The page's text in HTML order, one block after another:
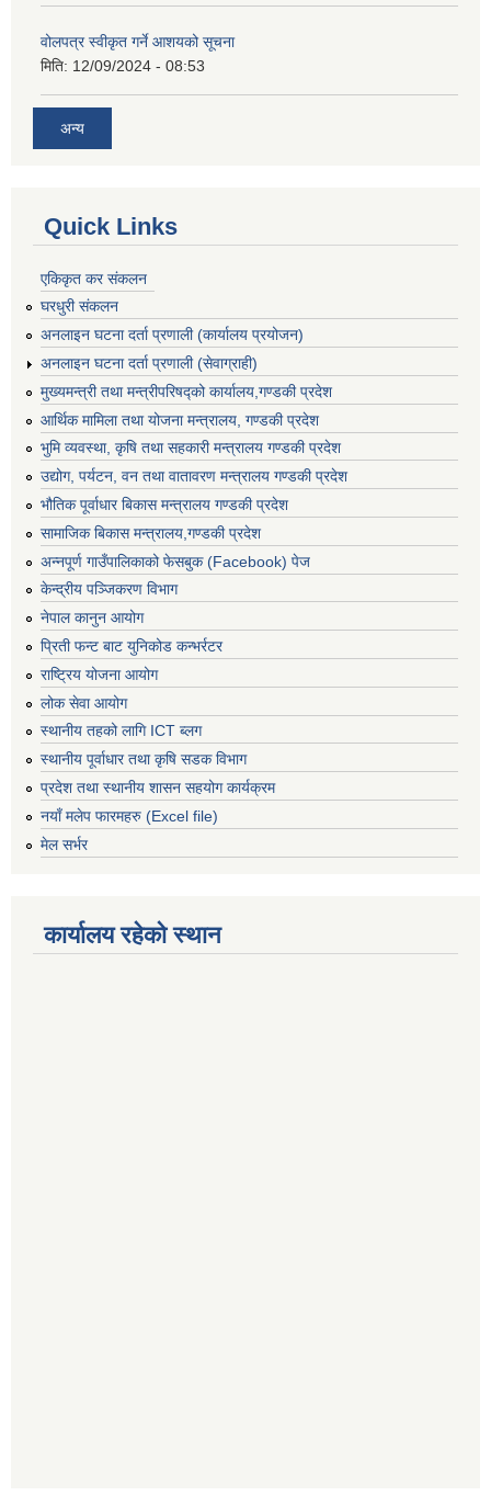
वोलपत्र स्वीकृत गर्ने आशयको सूचना
मिति: 12/09/2024 - 08:53
अन्य
Quick Links
एकिकृत कर संकलन
घरधुरी संकलन
अनलाइन घटना दर्ता प्रणाली (कार्यालय प्रयोजन)
अनलाइन घटना दर्ता प्रणाली (सेवाग्राही)
मुख्यमन्त्री तथा मन्त्रीपरिषद्को कार्यालय,गण्डकी प्रदेश
आर्थिक मामिला तथा योजना मन्त्रालय, गण्डकी प्रदेश
भुमि व्यवस्था, कृषि तथा सहकारी मन्त्रालय गण्डकी प्रदेश
उद्योग, पर्यटन, वन तथा वातावरण मन्त्रालय गण्डकी प्रदेश
भौतिक पूर्वाधार बिकास मन्त्रालय गण्डकी प्रदेश
सामाजिक बिकास मन्त्रालय,गण्डकी प्रदेश
अन्नपूर्ण गाउँपालिकाको फेसबुक (Facebook) पेज
केन्द्रीय पञ्जिकरण विभाग
नेपाल कानुन आयोग
प्रिती फन्ट बाट युनिकोड कन्भर्रटर
राष्ट्रिय योजना आयोग
लोक सेवा आयोग
स्थानीय तहको लागि ICT ब्लग
स्थानीय पूर्वाधार तथा कृषि सडक विभाग
प्रदेश तथा स्थानीय शासन सहयोग कार्यक्रम
नयाँ मलेप फारमहरु (Excel file)
मेल सर्भर
कार्यालय रहेको स्थान